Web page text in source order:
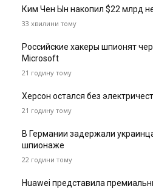
Ким Чен Ын накопил $22 млрд
33 хвилини тому
Российские хакеры шпионят
Microsoft
21 годину тому
Херсон остался без
21 годину тому
В Германии задержали
шпионаже
22 години тому
Huawei представила